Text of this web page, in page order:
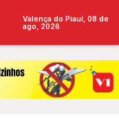
Valença do Piauí, 08 de
ago, 2026